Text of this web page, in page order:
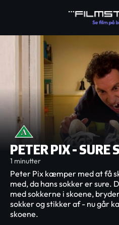
PETER PIX - SURE
1 minutter
Peter Pix kæmper med at få
med, da hans sokker er sure.
med sokkerne i skoene,
sokker og stikker af - nu går
skoene.